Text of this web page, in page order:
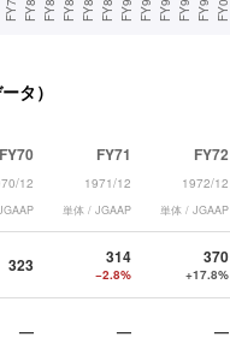
タ）
FY70
12
FY71
1971/12
単体 / JGAAP
FY72
1972/12
単体 / JGAAP
323 314
−2.8%
370
+17.8%
— — —